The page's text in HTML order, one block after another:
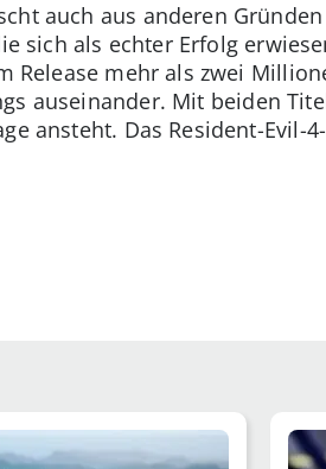
auch aus anderen
sich als echter Erfolg
Release mehr als zwei
auseinander. Mit beiden
ansteht. Das Resident-Evil-